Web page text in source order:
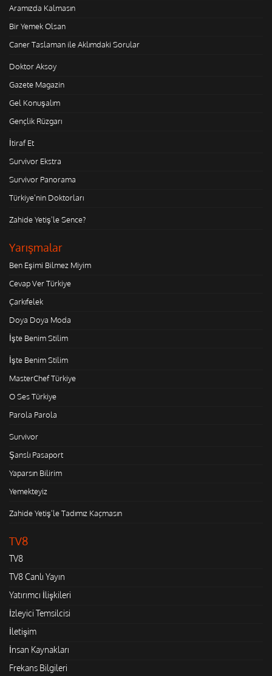
Aramızda Kalmasın
Bir Yemek Olsan
Caner Taslaman ile Aklımdaki Sorular
Doktor Aksoy
Gazete Magazin
Gel Konuşalım
Gençlik Rüzgarı
İtiraf Et
Survivor Ekstra
Survivor Panorama
Türkiye'nin Doktorları
Zahide Yetiş'le Sence?
Yarışmalar
Ben Eşimi Bilmez Miyim
Cevap Ver Türkiye
Çarkıfelek
Doya Doya Moda
İşte Benim Stilim
İşte Benim Stilim
MasterChef Türkiye
O Ses Türkiye
Parola Parola
Survivor
Şanslı Pasaport
Yaparsın Bilirim
Yemekteyiz
Zahide Yetiş'le Tadımız Kaçmasın
TV8
TV8
TV8 Canlı Yayın
Yatırımcı İlişkileri
İzleyici Temsilcisi
İletişim
İnsan Kaynakları
Frekans Bilgileri